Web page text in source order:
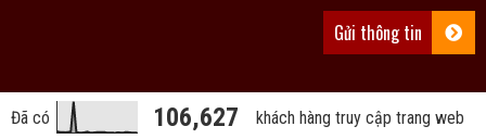
Đã có 106,627 khách hàng truy cập trang web